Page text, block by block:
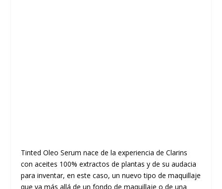
Tinted Oleo Serum nace de la experiencia de Clarins
con aceites 100% extractos de plantas y de su audacia
para inventar, en este caso, un nuevo tipo de maquillaje
que va más allá de un fondo de maquillaje o de una